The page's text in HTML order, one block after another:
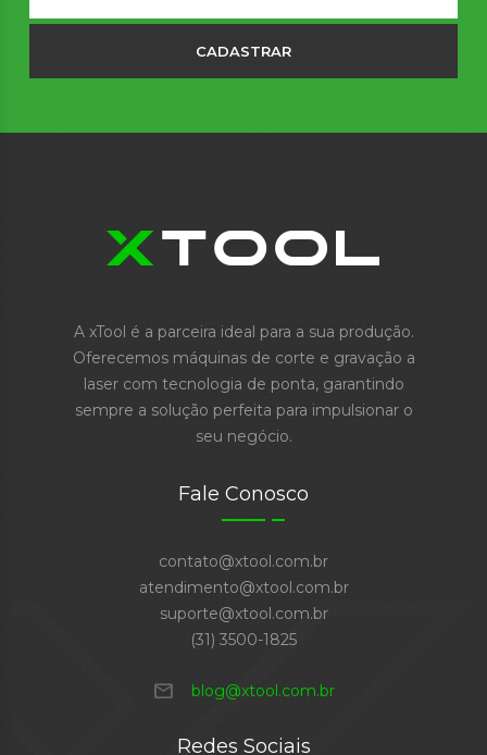
CADASTRAR
A xTool é a parceira ideal para a sua produção.
Oferecemos máquinas de corte e gravação a
laser com tecnologia de ponta, garantindo
sempre a solução perfeita para impulsionar o
seu negócio.
Fale Conosco
contato@xtool.com.br
atendimento@xtool.com.br
suporte@xtool.com.br
(31) 3500-1825
mail blog@xtool.com.br
Redes Sociais